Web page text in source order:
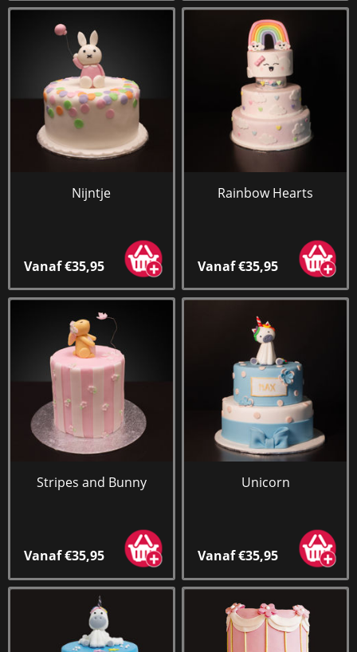
Nijntje
Vanaf €35,95
Rainbow Hearts
Vanaf €35,95
Stripes and Bunny
Vanaf €35,95
Unicorn
Vanaf €35,95